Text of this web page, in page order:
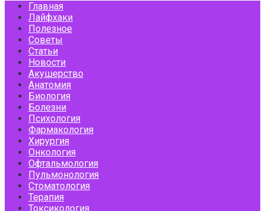
Главная
Лайфхаки
Полезное
Советы
Статьи
Новости
Акушерство
Анатомия
Биология
Болезни
Психология
Фармакология
Хирургия
Онкология
Офтальмология
Пульмонология
Стоматология
Терапия
Токсикология